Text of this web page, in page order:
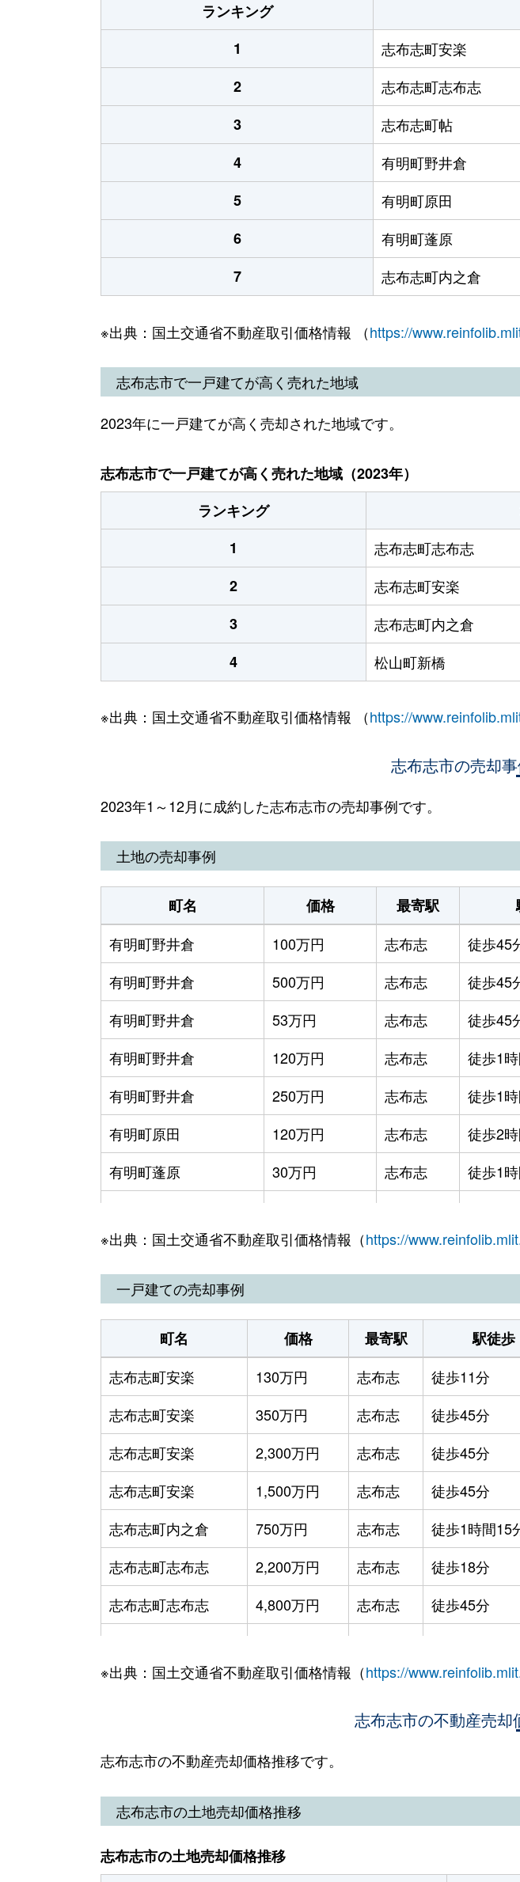
ランキング
1
志布志町安楽
2
志布志町志布志
3
志布志町帖
4
有明町野井倉
5
有明町原田
6
有明町蓬原
7
志布志町内之倉
※出典：国土交通省不動産取引価格情報 （https://
志布志市で一戸建てが高く売れた地域
2023年に一戸建てが高く売却された地域です。
志布志市で一戸建てが高く売れた地域（2023年）
ランキング
1
志布志町志布志
2
志布志町安楽
3
志布志町内之倉
4
松山町新橋
※出典：国土交通省不動産取引価格情報 （https://
志布志市の売却事
2023年1～12月に成約した志布志市の売却事例です。
土地の売却事例
町名 価格 最寄駅
有明町野井倉
100万円 志布志 徒歩45
有明町野井倉
500万円 志布志 徒歩45
有明町野井倉
53万円 志布志 徒歩45
有明町野井倉
120万円 志布志 徒歩1
有明町野井倉
250万円 志布志 徒歩1
有明町原田
120万円 志布志 徒歩2
有明町蓬原
30万円 志布志 徒歩1
志布志町安楽
400万円 志布志 徒歩45
志布志町安楽
志布志町安楽
540万円 志布志 徒歩45
志布志町安楽
680万円 志布志 徒歩45
志布志町内之倉
30万円 志布志 徒歩2
志布志町志布志
450万円 志布志 徒歩11
志布志町志布志
1,200万円 志布志 徒歩28
志布志町志布志
100万円 志布志 徒歩14
志布志町帖
100万円 志布志 徒歩45
志布志町帖
270万円 志布志 徒歩45
※出典：国土交通省不動産取引価格情報（https://
一戸建ての売却事例
町名 価格 最寄駅 駅徒歩
志布志町安楽
130万円 志布志 徒歩11分
志布志町安楽
350万円 志布志 徒歩45分
志布志町安楽
2,300万円 志布志 徒歩45分
志布志町安楽
1,500万円 志布志 徒歩45分
志布志町内之倉
750万円 志布志 徒歩1時間15
志布志町志布志
2,200万円 志布志 徒歩18分
志布志町志布志
4,800万円 志布志 徒歩45分
志布志町志布志
1,300万円 志布志 徒歩45分
志布志 徒歩45分
松山町新橋
10万円
※出典：国土交通省不動産取引価格情報（https://
志布志市の不動産売却
志布志市の不動産売却価格推移です。
志布志市の土地売却価格推移
志布志市の土地売却価格推移